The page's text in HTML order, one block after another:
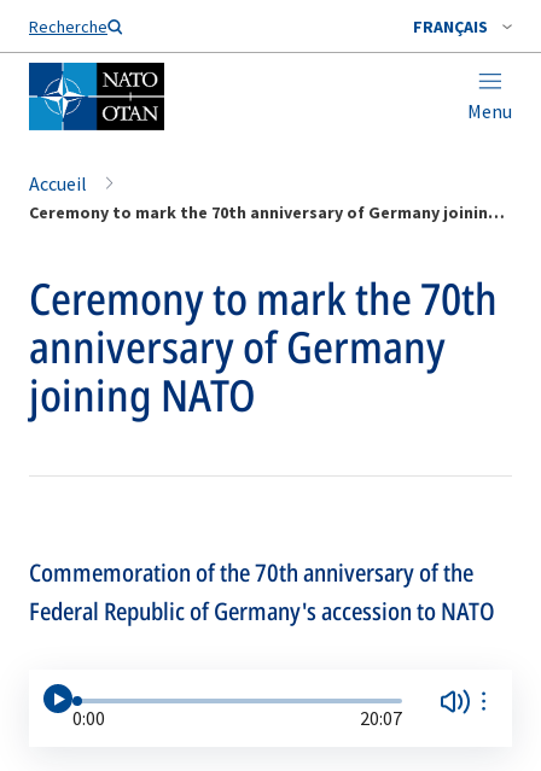
Recherche FRANÇAIS
Menu
Nom de famille*
Accueil
Ceremony to mark the 70th anniversary of Germany joining NATO
Ceremony to mark the 70th
anniversary of Germany
joining NATO
Commemoration of the 70th anniversary of the
Federal Republic of Germany's accession to NATO
0:00 20:07